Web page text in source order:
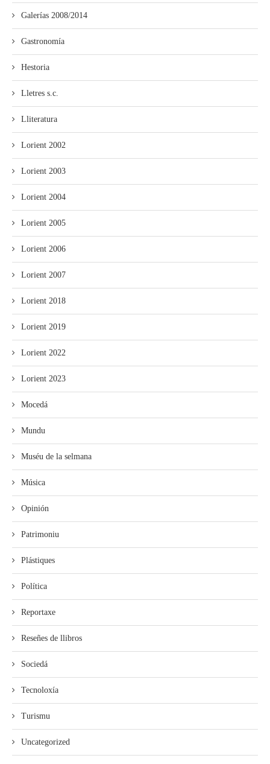
Galerías 2008/2014
Gastronomía
Hestoria
Lletres s.c.
Lliteratura
Lorient 2002
Lorient 2003
Lorient 2004
Lorient 2005
Lorient 2006
Lorient 2007
Lorient 2018
Lorient 2019
Lorient 2022
Lorient 2023
Mocedá
Mundu
Muséu de la selmana
Música
Opinión
Patrimoniu
Plástiques
Política
Reportaxe
Reseñes de llibros
Sociedá
Tecnoloxía
Turismu
Uncategorized